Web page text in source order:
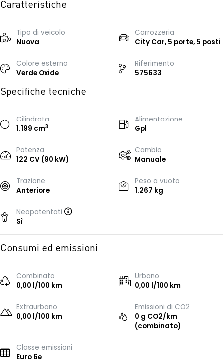
Caratteristiche
Tipo di veicolo
Nuova
Carrozzeria
City Car, 5 porte, 5 posti
Colore esterno
Verde Oxide
Riferimento
575633
Specifiche tecniche
Cilindrata
1.199 cm3
Alimentazione
Gpl
Potenza
122 CV (90 kW)
Cambio
Manuale
Trazione
Anteriore
Peso a vuoto
1.267 kg
Neopatentati
Sì
Consumi ed emissioni
Combinato
0,00 l/100 km
Urbano
0,00 l/100 km
Extraurbano
0,00 l/100 km
Emissioni di CO2
0 g CO2/km
(combinato)
Classe emissioni
Euro 6e